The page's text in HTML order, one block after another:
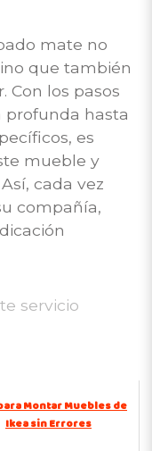
mate no
que también
Con los pasos
profunda hasta
es
mueble y
cada vez
compañía,
servicio
Montar Muebles de
Ikea sin Errores